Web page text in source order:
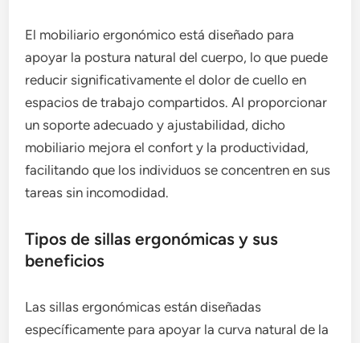
El mobiliario ergonómico está diseñado para
apoyar la postura natural del cuerpo, lo que puede
reducir significativamente el dolor de cuello en
espacios de trabajo compartidos. Al proporcionar
un soporte adecuado y ajustabilidad, dicho
mobiliario mejora el confort y la productividad,
facilitando que los individuos se concentren en sus
tareas sin incomodidad.
Tipos de sillas ergonómicas y sus
beneficios
Las sillas ergonómicas están diseñadas
específicamente para apoyar la curva natural de la